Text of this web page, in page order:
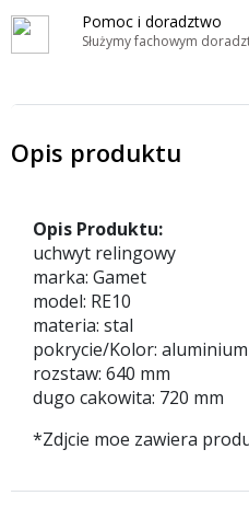
Pomoc i doradztwo
Służymy fachowym
Opis produktu
Opis Produktu:
uchwyt relingowy
marka: Gamet
model: RE10
materia: stal
pokrycie/Kolor: aluminium
rozstaw: 640 mm
dugo cakowita: 720 mm
*Zdjcie moe zawiera